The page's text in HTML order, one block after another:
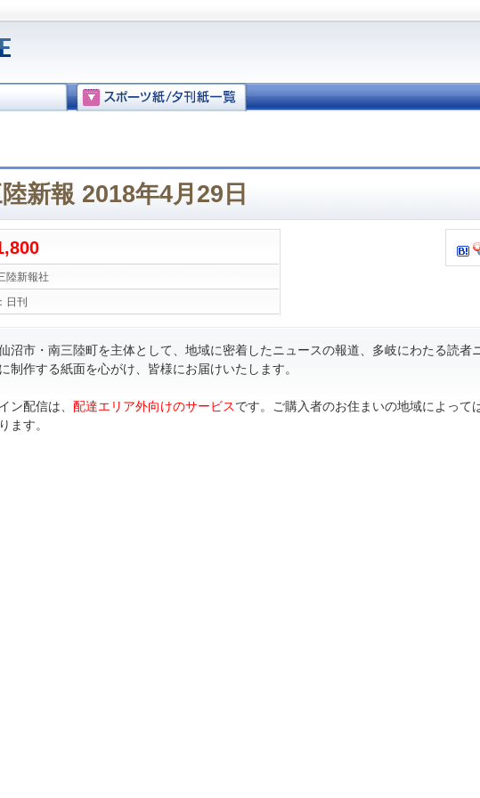
新報 2018年4月29日
陸新報社
日刊
沼市・南三陸町を主体として、地域に密着したニュースの報道、多岐にわたる読者
制作する紙面を心がけ、皆様にお届けいたします。
ン配信は、 配達エリア外向けのサービスです。ご購入者のお住まいの地域によって
ます。